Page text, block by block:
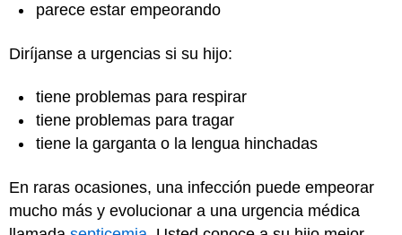
parece estar empeorando
Diríjanse a urgencias si su hijo:
tiene problemas para respirar
tiene problemas para tragar
tiene la garganta o la lengua hinchadas
En raras ocasiones, una infección puede empeorar
mucho más y evolucionar a una urgencia médica